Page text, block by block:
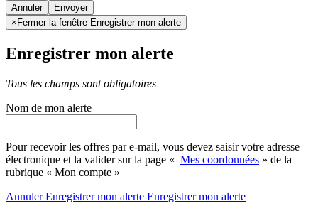
Annuler
× Fermer la fenêtre Enregistrer mon alerte
Enregistrer mon alerte
Tous les champs sont obligatoires
Nom de mon alerte
Pour recevoir les offres par e-mail, vous devez saisir votre adresse
électronique et la valider sur la page « Mes coordonnées » de la
rubrique « Mon compte »
AnnulerEnregistrer mon alerte Enregistrermon alerte